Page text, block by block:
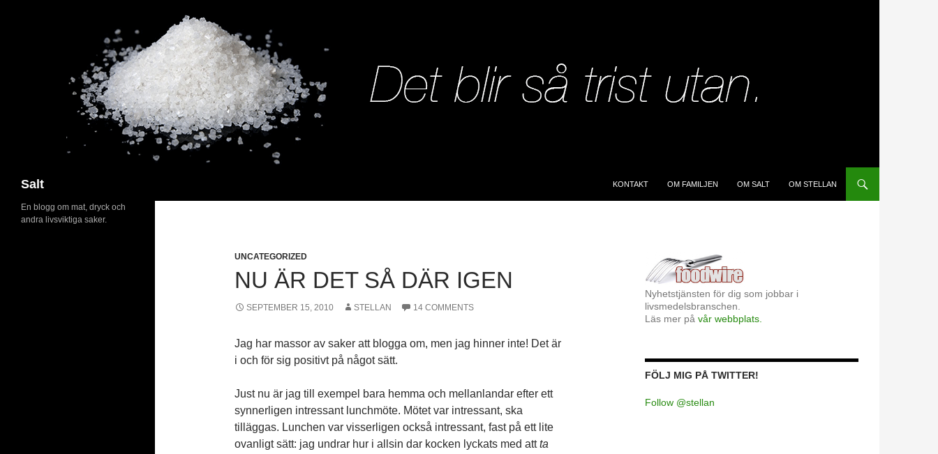
Salt
KONTAKT
OM FAMILJEN OM SALT OM STELLAN
UNCATEGORIZED
NU ÄR DET SÅ DÄR IGEN
SEPTEMBER 15, 2010 STELLAN 14 COMMENTS
Jag har massor av saker att blogga om, men jag hinner inte! Det är
i och för sig positivt på något sätt.
Just nu är jag till exempel bara hemma och mellanlandar efter ett
synnerligen intressant lunchmöte. Mötet var intressant, ska
tilläggas. Lunchen var visserligen också intressant, fast på ett lite
ovanligt sätt: jag undrar hur i allsin dar kocken lyckats med attta
Nyhetstjänsten för dig som jobbar i
livsmedelsbranschen.
Läs mer på vår webbplats.
FÖLJ MIG PÅ TWITTER!
Follow @stellan
En blogg om mat, dryck och
andra livsviktiga saker.